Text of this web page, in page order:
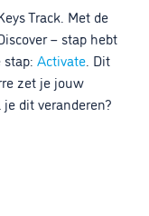
Track. Met de
– stap hebt
Activate. Dit
zet je jouw
dit veranderen?